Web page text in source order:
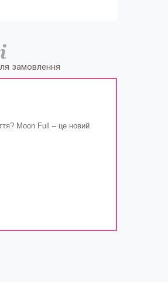
замовлення
Moon Full – це новий